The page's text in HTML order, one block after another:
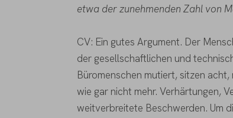
etwa der zunehmenden Zahl von
CV: Ein gutes Argument. Der
der gesellschaftlichen und
Büromenschen mutiert, sitzen
wie gar nicht mehr. Verhärtungen,
weitverbreitete Beschwerden. Um